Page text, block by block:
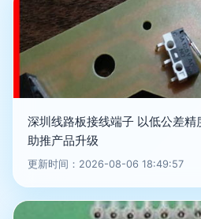
深圳线路板接线端子 以低公差
助推产品升级
更新时间：2026-08-06 18:49:57